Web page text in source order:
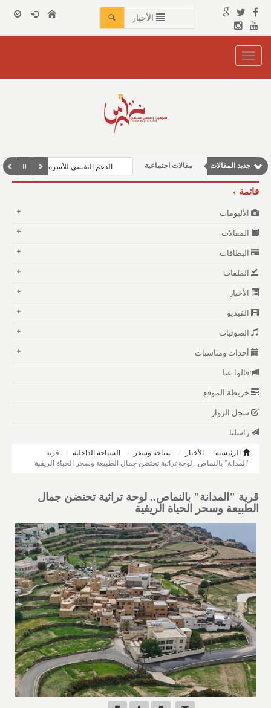
الأخبار
Toggle
navigation
جديد المقالات
نوافذ الثقافة و الأدب
مقالات اجتماعية الدعم النفسي للأسره
قائمة
الألبومات
المقالات
البطاقات
الملفات
الأخبار
الفيديو
الصوتيات
أحداث ومناسبات
قالوا عنا
خريطة الموقع
سجل الزوار
راسلنا
الرئيسية الأخبار سياحة وسفر السياحة الداخلية
قرية
"المدانة" بالنماص.. لوحة تراثية تحتضن جمال الطبيعة وسحر الحياة الريفية
قرية "المدانة" بالنماص.. لوحة تراثية تحتضن جمال
الطبيعة وسحر الحياة الريفية